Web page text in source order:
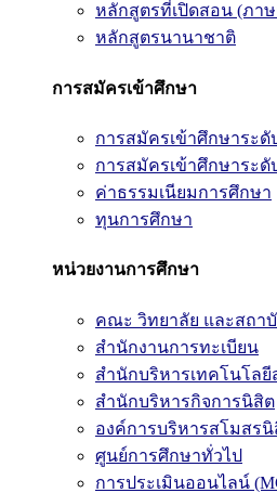
หลักสูตรที่เปิดสอน (ภา
หลักสูตรนานาชาติ
การสมัครเข้าศึกษา
การสมัครเข้าศึกษาร
การสมัครเข้าศึกษาระ
ค่าธรรมเนียมการศึกษา
ทุนการศึกษา
หน่วยงานการศึกษา
คณะ วิทยาลัย และสถา
สำนักงานการทะเบียน
สำนักบริหารเทคโนโลยี
สำนักบริหารกิจการนิสิต
องค์การบริหารสโมสร
ศูนย์การศึกษาทั่วไป
การประเมินออนไลน์